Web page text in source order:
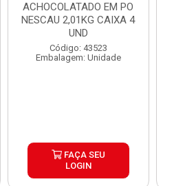
ACHOCOLATADO EM PO
NESCAU 2,01KG CAIXA 4
UND
Código: 43523
Embalagem: Unidade
FAÇA SEU
LOGIN